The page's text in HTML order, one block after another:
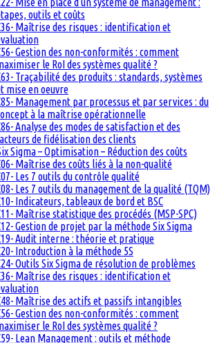
outils et coûts
Maîtrise des risques : identification et
Gestion des non-conformités : comment
le RoI des systèmes qualité ?
Traçabilité des produits : standards, systèmes
mise en oeuvre
Management par processus et par services : du
à la maîtrise opérationnelle
Analyse des modes de satisfaction et des
de fidélisation des clients
Sigma – Optimisation – Réduction des coûts
Maîtrise des coûts liés à la non-qualité
Les 7 outils du contrôle qualité
Les 7 outils du management de la qualité (TQM)
Indicateurs, tableaux de bord et BSC
Maîtrise statistique des procédés (MSP-SPC)
Gestion de projet par la méthode Six Sigma
Audit interne : théorie et pratique
Introduction à la méthode 5S
Outils Six Sigma de résolution de problèmes
Maîtrise des risques : identification et
Maîtrise des actifs et passifs intangibles
Gestion des non-conformités : comment
le RoI des systèmes qualité ?
Lean Management : outils et méthode